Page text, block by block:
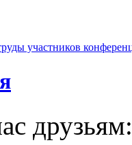
участников
друзьям: